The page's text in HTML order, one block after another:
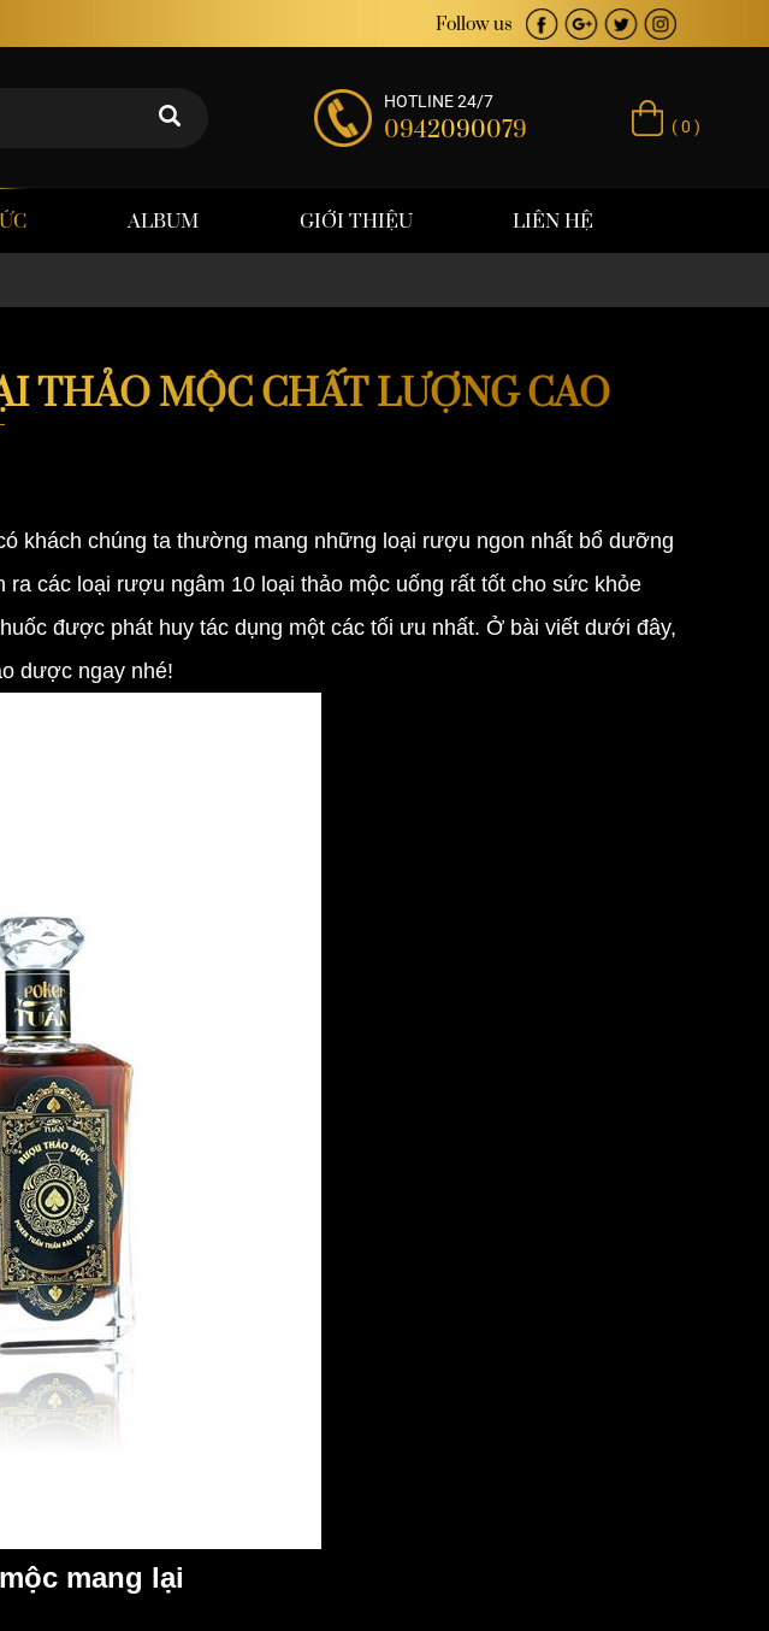
Follow us
HOTLINE 24/7
0942090079 ( 0 )
ALBUM GIỚI THIỆU LIÊN HỆ
THẢO MỘC CHẤT LƯỢNG CAO
chúng ta thường mang những loại rượu ngon nhất bổ dưỡng
các loại rượu ngâm 10 loại thảo mộc uống rất tốt cho sức khỏe
được phát huy tác dụng một các tối ưu nhất. Ở bài viết dưới đây,
dược ngay nhé!
mang lại